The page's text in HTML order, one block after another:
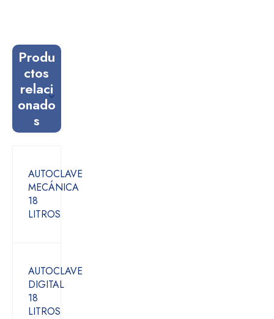
Produ
ctos
relaci
onado
s
AUTOCLAVE
MECÁNICA
18
LITROS
AUTOCLAVE
DIGITAL
18
LITROS